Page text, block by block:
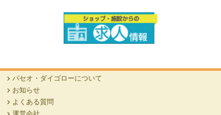
パセオ・ダイゴローについて
お知らせ
よくある質問